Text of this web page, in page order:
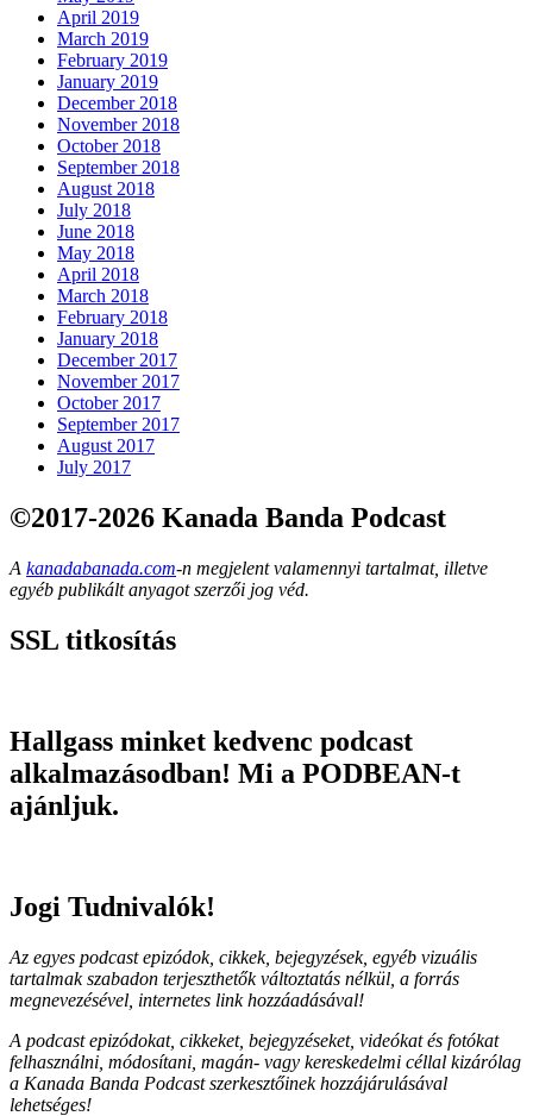
April 2019
March 2019
February 2019
January 2019
December 2018
November 2018
October 2018
September 2018
August 2018
July 2018
June 2018
May 2018
April 2018
March 2018
February 2018
January 2018
December 2017
November 2017
October 2017
September 2017
August 2017
July 2017
©2017-2026 Kanada Banda Podcast
A kanadabanada.com-n megjelent valamennyi tartalmat, illetve
egyéb publikált anyagot szerzői jog véd.
SSL titkosítás
Hallgass minket kedvenc podcast
alkalmazásodban! Mi a PODBEAN-t
ajánljuk.
Jogi Tudnivalók!
Az egyes podcast epizódok, cikkek, bejegyzések, egyéb vizuális
tartalmak szabadon terjeszthetők változtatás nélkül, a forrás
megnevezésével, internetes link hozzáadásával!
A podcast epizódokat, cikkeket, bejegyzéseket, videókat és fotókat
felhasználni, módosítani, magán- vagy kereskedelmi céllal kizárólag
a Kanada Banda Podcast szerkesztőinek hozzájárulásával
lehetséges!